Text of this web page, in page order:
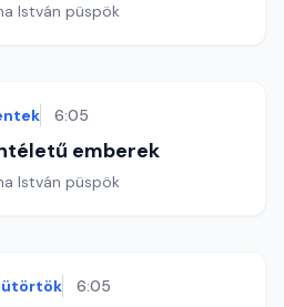
István püspök
6:05
emberek
István püspök
6:05